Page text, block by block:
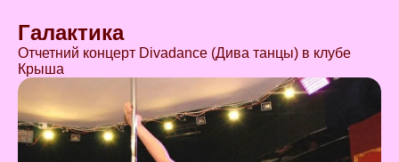
Галактика
Отчетний концерт Divadance (Дива танцы) в клубе
Крыша